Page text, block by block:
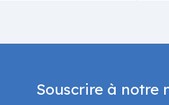
Souscrire à notre